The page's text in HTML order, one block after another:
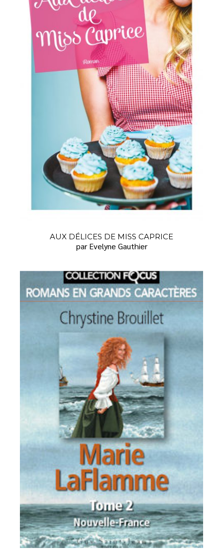
AUX DÉLICES DE MISS CAPRICE
par Evelyne Gauthier